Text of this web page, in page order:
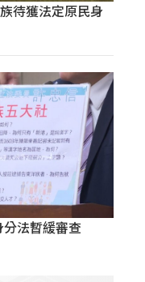
待獲法定原民身
法暫緩審查